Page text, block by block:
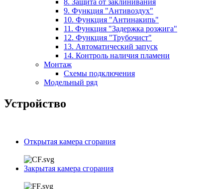
9. Функция "Антивоздух"
10. Функция "Антинакипь"
11. Функция "Задержка розжига"
12. Функция "Трубочист"
13. Автоматический запуск
14. Контроль наличия пламени
Монтаж
Схемы подключения
Модельный ряд
Устройство
Открытая камера сгорания
Закрытая камера сгорания